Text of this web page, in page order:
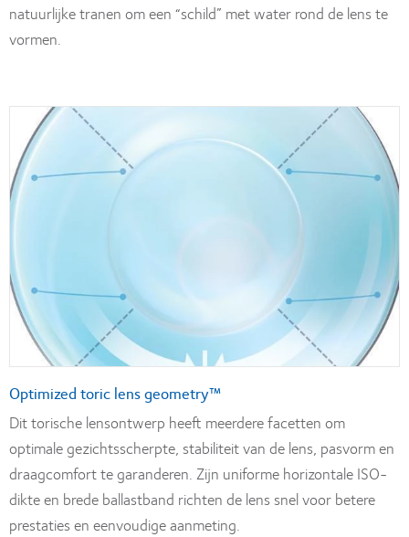
natuurlijke tranen om een “schild” met water rond de lens te
vormen.
Optimized toric lens geometry™
Dit torische lensontwerp heeft meerdere facetten om
optimale gezichtsscherpte, stabiliteit van de lens, pasvorm en
draagcomfort te garanderen. Zijn uniforme horizontale ISO-
dikte en brede ballastband richten de lens snel voor betere
prestaties en eenvoudige aanmeting.